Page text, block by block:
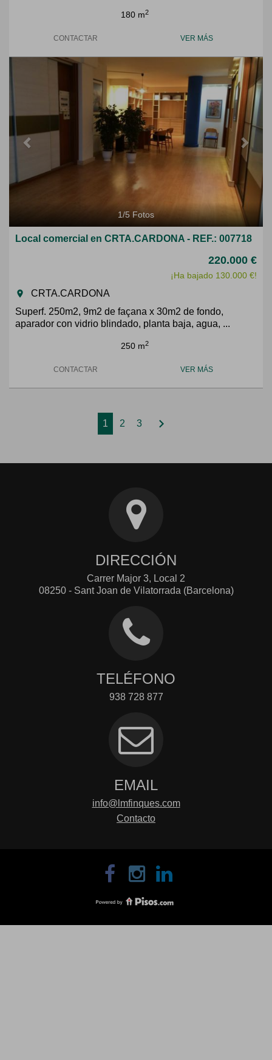
180 m2
CONTACTAR VER MÁS
Previous Next
1/5 Fotos
Local comercial en CRTA.CARDONA - REF.: 007718
220.000 €
¡Ha bajado 130.000 €!
room
CRTA.CARDONA
Superf. 250m2, 9m2 de façana x 30m2 de fondo,
aparador con vidrio blindado, planta baja, agua, ...
250 m2
CONTACTAR VER MÁS
1 2 3 chevron_right
DIRECCIÓN
Carrer Major 3, Local 2
08250 - Sant Joan de Vilatorrada (Barcelona)
TELÉFONO
938 728 877
EMAIL
info@lmfinques.com
Contacto